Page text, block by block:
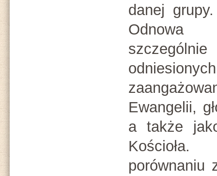
danej
Odnowa
Ewangelii,
a także
porównaniu